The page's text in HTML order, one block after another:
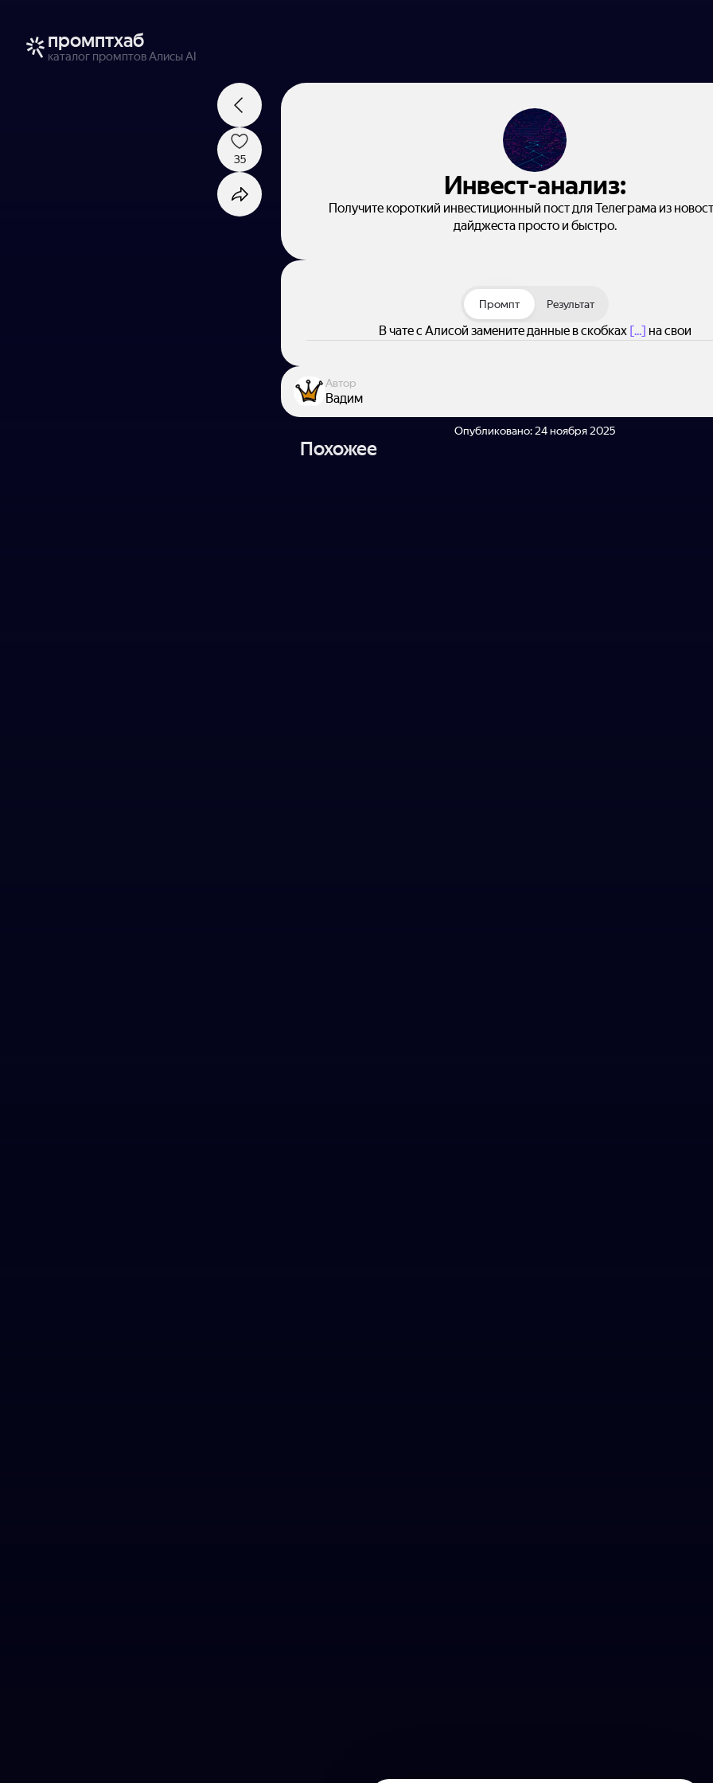
промптхаб
каталог промптов Алисы AI
Инвест-анализ:
Получите короткий инвестиционный пост для Телеграма из
дайджеста просто и быстро.
35
Промпт Результат
В чате с Алисой замените данные в скобках [...] на свои
Автор
Вадим
Опубликовано:24 ноября 2025
Похожее